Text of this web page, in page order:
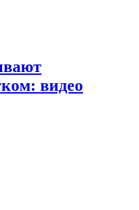
видео